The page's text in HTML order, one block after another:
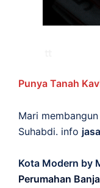
Punya Tanah
Mari
Suhabdi. info
Kota Modern by
Perumahan